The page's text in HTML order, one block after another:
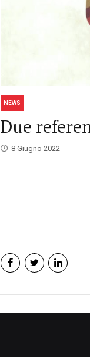
NEWS
Due
8 Giugno 2022